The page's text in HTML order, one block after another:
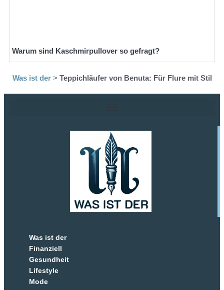
Warum sind Kaschmirpullover so gefragt?
Was ist der> Teppichläufer von Benuta: Für Flure mit Stil
Was ist der
Finanziell
Gesundheit
Lifestyle
Mode